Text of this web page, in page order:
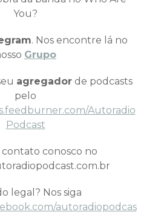
You?
. Nos encontre lá no
Grupo
agregador de podcasts
pelo
Autoradio
Podcast
conosco no
legal? Nos siga
autoradiopodcas